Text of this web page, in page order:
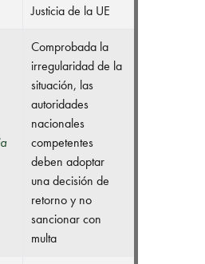
Justicia de la UE
Comprobada la
irregularidad de la
situación, las
autoridades
nacionales
competentes
deben adoptar
una decisión de
retorno y no
sancionar con
multa